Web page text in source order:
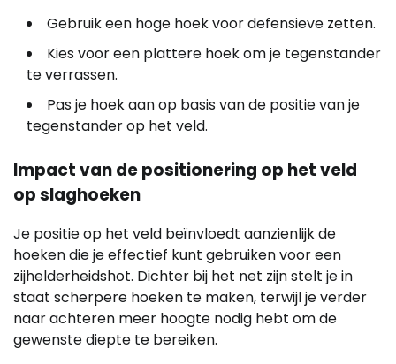
Gebruik een hoge hoek voor defensieve zetten.
Kies voor een plattere hoek om je tegenstander
te verrassen.
Pas je hoek aan op basis van de positie van je
tegenstander op het veld.
Impact van de positionering op het veld
op slaghoeken
Je positie op het veld beïnvloedt aanzienlijk de
hoeken die je effectief kunt gebruiken voor een
zijhelderheidshot. Dichter bij het net zijn stelt je in
staat scherpere hoeken te maken, terwijl je verder
naar achteren meer hoogte nodig hebt om de
gewenste diepte te bereiken.